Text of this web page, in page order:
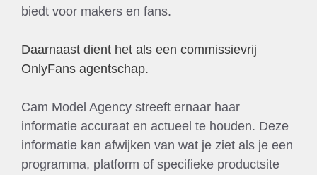
biedt voor makers en fans.
Daarnaast dient het als een commissievrij
OnlyFans agentschap.
Cam Model Agency streeft ernaar haar
informatie accuraat en actueel te houden. Deze
informatie kan afwijken van wat je ziet als je een
programma, platform of specifieke productsite